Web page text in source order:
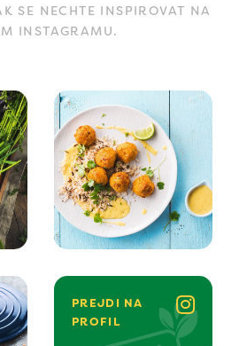
SE NECHTE INSPIROVAT NA
INSTAGRAMU.
PREJDI NA
PROFIL